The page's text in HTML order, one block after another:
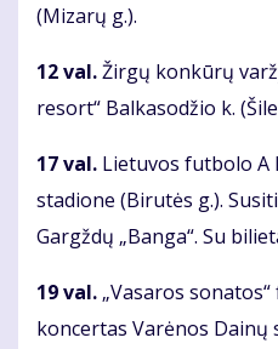
(Mizarų g.).
12 val.Žirgų konkūrų
resort“ Balkasodžio k.
17 val. Lietuvos futbolo A
stadione (Birutės g.).
Gargždų „Banga“. Su
19 val. „Vasaros
koncertas Varėnos Dainų